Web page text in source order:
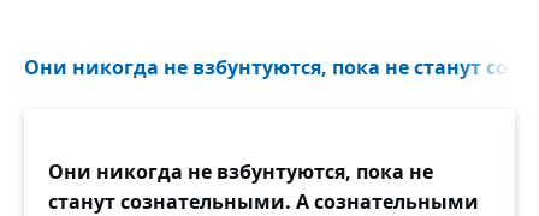
Они никогда не взбунтуются, пока не станут
Они никогда не взбунтуются, пока не
станут сознательными. А сознательными